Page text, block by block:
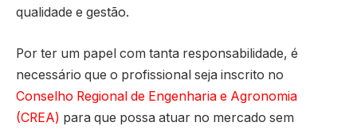
qualidade e gestão.
Por ter um papel com tanta responsabilidade, é
necessário que o profissional seja inscrito no
Conselho Regional de Engenharia e Agronomia
(CREA) para que possa atuar no mercado sem